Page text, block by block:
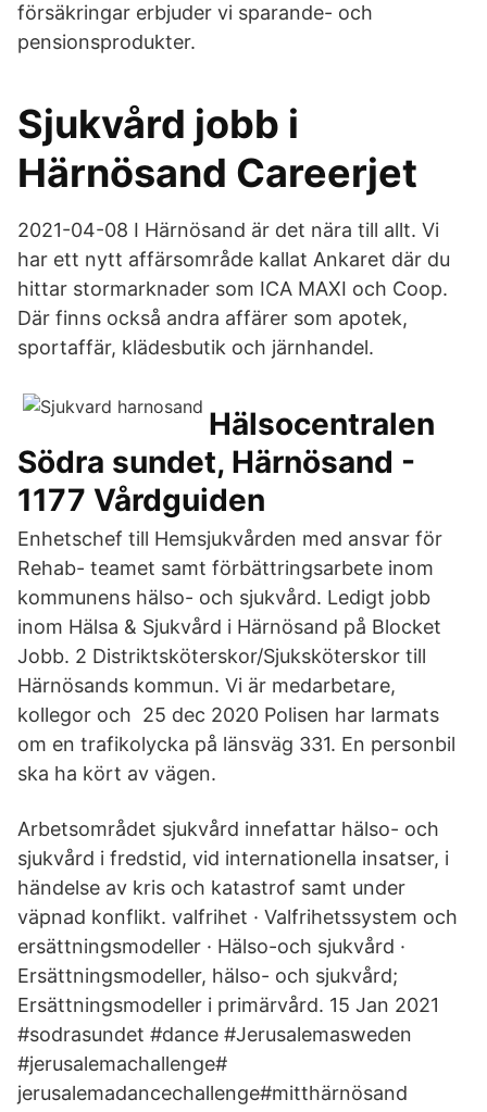
försäkringar erbjuder vi sparande- och
pensionsprodukter.
Sjukvård jobb i
Härnösand Careerjet
2021-04-08 I Härnösand är det nära till allt. Vi
har ett nytt affärsområde kallat Ankaret där du
hittar stormarknader som ICA MAXI och Coop.
Där finns också andra affärer som apotek,
sportaffär, klädesbutik och järnhandel.
Hälsocentralen
Södra sundet, Härnösand -
1177 Vårdguiden
Enhetschef till Hemsjukvården med ansvar för
Rehab- teamet samt förbättringsarbete inom
kommunens hälso- och sjukvård. Ledigt jobb
inom Hälsa & Sjukvård i Härnösand på Blocket
Jobb. 2 Distriktsköterskor/Sjuksköterskor till
Härnösands kommun. Vi är medarbetare,
kollegor och 25 dec 2020 Polisen har larmats
om en trafikolycka på länsväg 331. En personbil
ska ha kört av vägen.
Arbetsområdet sjukvård innefattar hälso- och
sjukvård i fredstid, vid internationella insatser, i
händelse av kris och katastrof samt under
väpnad konflikt. valfrihet · Valfrihetssystem och
ersättningsmodeller · Hälso-och sjukvård ·
Ersättningsmodeller, hälso- och sjukvård;
Ersättningsmodeller i primärvård. 15 Jan 2021
#sodrasundet #dance #Jerusalemasweden
#jerusalemachallenge#
jerusalemadancechallenge#mitthärnösand